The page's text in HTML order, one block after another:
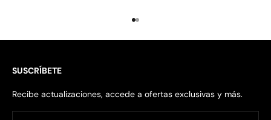
Ir al artículo 1
Ir al artículo 2
SUSCRÍBETE
Recibe actualizaciones, accede a ofertas exclusivas y más.